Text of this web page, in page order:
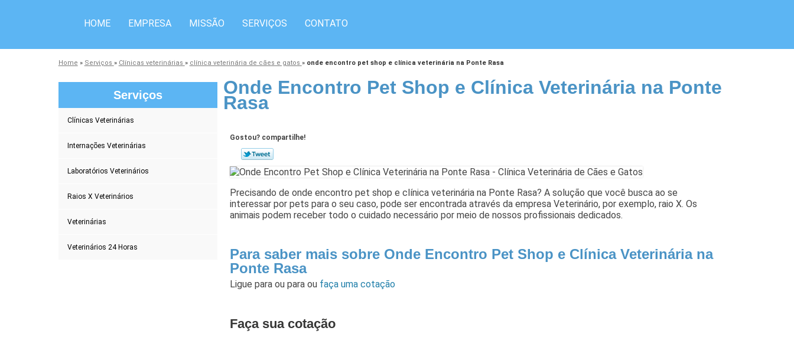
HOME EMPRESA MISSÃO SERVIÇOS CONTATO
Home » Serviços » Clínicas veterinárias » clínica veterinária de cães e gatos » onde encontro pet shop e clínica veterinária na Ponte Rasa
Serviços
Clínicas Veterinárias
Internações Veterinárias
Laboratórios Veterinários
Raios X Veterinários
Veterinárias
Veterinários 24 Horas
Onde Encontro Pet Shop e Clínica Veterinária na Ponte
Rasa
Gostou? compartilhe!
Precisando de onde encontro pet shop e clínica veterinária na Ponte Rasa? A solução que você busca ao se
interessar por pets para o seu caso, pode ser encontrada através da empresa Veterinário, por exemplo, raio X. Os
animais podem receber todo o cuidado necessário por meio de nossos profissionais dedicados.
Para saber mais sobre Onde Encontro Pet Shop e Clínica Veterinária na
Ponte Rasa
Ligue paraou paraou faça uma cotação
Faça sua cotação